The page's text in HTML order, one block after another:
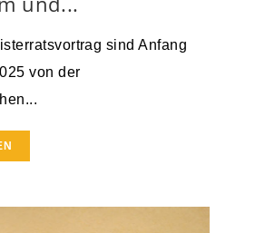
sind Anfang
von der